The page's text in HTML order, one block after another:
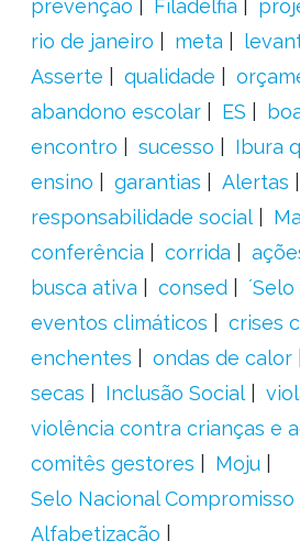
prevenção
Filadélfia
rio de janeiro
meta
Asserte
qualidade
abandono escolar
ES
encontro
sucesso
Ibura
ensino
garantias Alertas
responsabilidade social
conferência
corrida
busca ativa
consed
eventos climáticos
crises
enchentes
ondas de calor
secas
Inclusão Social
violência contra crianças e
comitês gestores
Moju
Selo Nacional Compromisso
Alfabetização